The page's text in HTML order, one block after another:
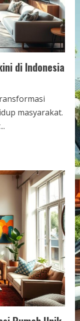
di Indonesia
masyarakat.